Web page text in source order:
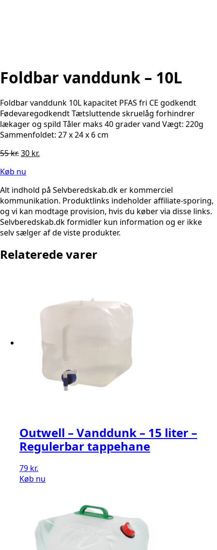
Foldbar vanddunk – 10L
Foldbar vanddunk 10L kapacitet PFAS fri CE godkendt
Fødevaregodkendt Tætsluttende skruelåg forhindrer
lækager og spild Tåler maks 40 grader vand Vægt: 220g
Sammenfoldet: 27 x 24 x 6 cm
55kr.Den
pris
var:
55 kr..
30 kr.
er:
30 kr..
Køb nu
Alt indhold på Selvberedskab.dk er kommerciel
kommunikation. Produktlinks indeholder affiliate-sporing,
og vi kan modtage provision, hvis du køber via disse links.
Selvberedskab.dk formidler kun information og er ikke
selv sælger af de viste produkter.
Relaterede varer
Outwell – Vanddunk – 15 liter –
Regulerbar tappehane
79 kr.
Køb nu